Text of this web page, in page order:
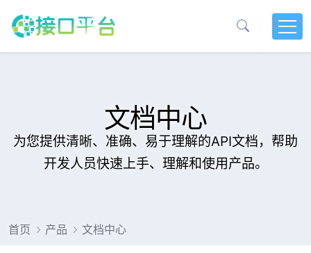
文档中心
为您提供清晰、准确、易于理解的API文档，帮助
开发人员快速上手、理解和使用产品。
首页 产品 文档中心